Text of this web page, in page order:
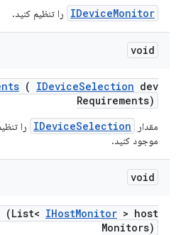
IDeviceMonitor
را تنظیم کنید.
void
( IDeviceSelection dev
Requirements)
مقدار IDeviceSelection
را
موجود کنید.
void
(List< IHostMonitor > host
Monitors)